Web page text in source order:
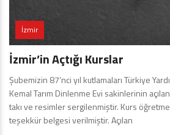
İzmir
İzmir’in Açtığı Kurslar
Şubemizin 87’nci yıl kutlamaları Türkiye
Kemal Tarım Dinlenme Evi sakinlerinin
takı ve resimler sergilenmiştir. Kurs
teşekkür belgesi verilmiştir. Açılan